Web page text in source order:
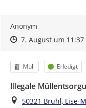
Anonym
Zeitpunkt des
Zeitpunkt des
7. August um 11:37
Kategorie
Müll Status
Erledigt
Illegale
Ort
50321 Brühl, Lise-